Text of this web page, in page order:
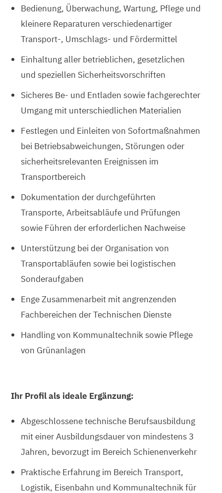
Bedienung, Überwachung, Wartung, Pflege und
kleinere Reparaturen verschiedenartiger
Transport-, Umschlags- und Fördermittel
Einhaltung aller betrieblichen, gesetzlichen
und speziellen Sicherheitsvorschriften
Sicheres Be- und Entladen sowie fachgerechter
Umgang mit unterschiedlichen Materialien
Festlegen und Einleiten von Sofortmaßnahmen
bei Betriebsabweichungen, Störungen oder
sicherheitsrelevanten Ereignissen im
Transportbereich
Dokumentation der durchgeführten
Transporte, Arbeitsabläufe und Prüfungen
sowie Führen der erforderlichen Nachweise
Unterstützung bei der Organisation von
Transportabläufen sowie bei logistischen
Sonderaufgaben
Enge Zusammenarbeit mit angrenzenden
Fachbereichen der Technischen Dienste
Handling von Kommunaltechnik sowie Pflege
von Grünanlagen
Ihr Profil als ideale Ergänzung:
Abgeschlossene technische Berufsausbildung
mit einer Ausbildungsdauer von mindestens 3
Jahren, bevorzugt im Bereich Schienenverkehr
Praktische Erfahrung im Bereich Transport,
Logistik, Eisenbahn und Kommunaltechnik für